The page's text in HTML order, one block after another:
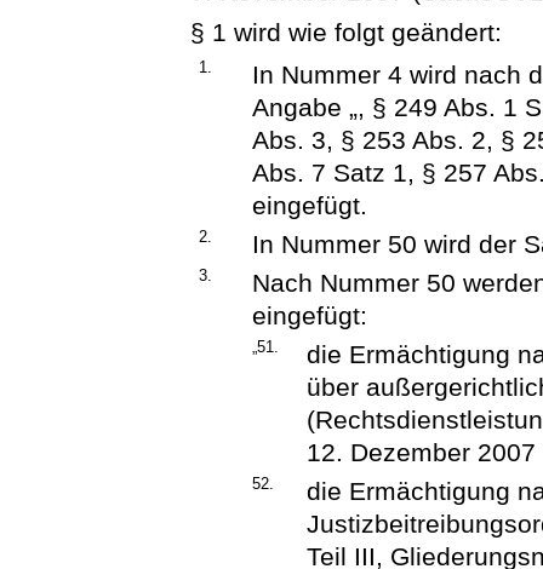
§ 1 wird wie folgt geändert:
1.
In Nummer 4 wird nach
Angabe „, § 249 Abs. 1
Abs. 3, § 253 Abs. 2, §
Abs. 7 Satz 1, § 257
eingefügt.
2. In Nummer 50 wird der
3.
Nach Nummer 50
eingefügt:
„51.
die Ermächtigung
über
12. Dezember
52.
die Ermächtigung
Teil III,